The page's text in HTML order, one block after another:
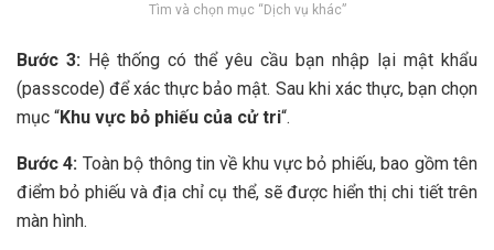
Tìm và chọn mục “Dịch vụ khác”
Bước 3: Hệ thống có thể yêu cầu bạn nhập lại mật khẩu
(passcode) để xác thực bảo mật. Sau khi xác thực, bạn chọn
mục “Khu vực bỏ phiếu của cử tri“.
Bước 4: Toàn bộ thông tin về khu vực bỏ phiếu, bao gồm tên
điểm bỏ phiếu và địa chỉ cụ thể, sẽ được hiển thị chi tiết trên
màn hình.